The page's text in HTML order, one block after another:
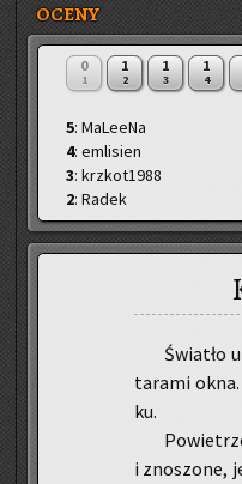
OCENY
0
1
1
2
1
3
1
4
5: MaLeeNa
4: emlisien
3: krzkot1988
2: Radek
Świa­tło
ta­ra­mi
ku.
i zno­szo­ne,